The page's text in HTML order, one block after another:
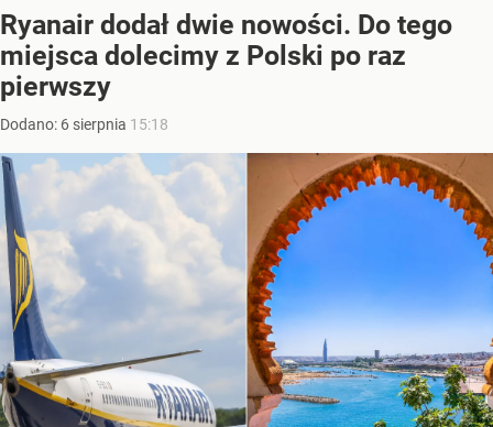
Ryanair dodał dwie nowości. Do tego
miejsca dolecimy z Polski po raz
pierwszy
Dodano: 6 sierpnia 15:18